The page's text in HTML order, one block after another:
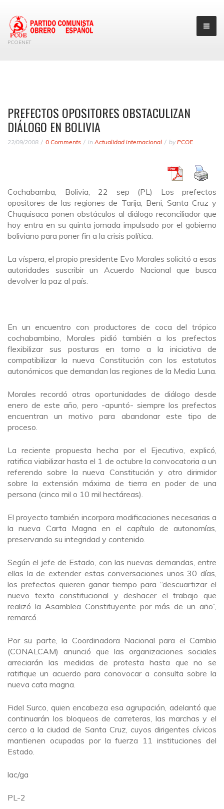
PCOENET
PREFECTOS OPOSITORES OBSTACULIZAN
DIÁLOGO EN BOLIVIA
22/09/2008 0 Comments in Actualidad internacional by PCOE
Cochabamba, Bolivia, 22 sep (PL) Los prefectos
opositores de las regiones de Tarija, Beni, Santa Cruz y
Chuquisaca ponen obstáculos al diálogo reconciliador que
hoy entra en su quinta jornada impulsado por el gobierno
boliviano para poner fin a la crisis política.
La víspera, el propio presidente Evo Morales solicitó a esas
autoridades suscribir un Acuerdo Nacional que busca
devolver la paz al país.
En un encuentro con productores de coca del trópico
cochabambino, Morales pidió también a los prefectos
flexibilizar sus posturas en torno a la iniciativa de
compatibilizar la nueva Constitución con los estatutos
autonómicos que demandan las regiones de la Media Luna.
Morales recordó otras oportunidades de diálogo desde
enero de este año, pero -apuntó- siempre los prefectos
encuentran un motivo para abandonar este tipo de
proceso.
La reciente propuesta hecha por el Ejecutivo, explicó,
ratifica viabilizar hasta el 1 de octubre la convocatoria a un
referendo sobre la nueva Constitución y otro dirimidor
sobre la extensión máxima de tierra en poder de una
persona (cinco mil o 10 mil hectáreas).
El proyecto también incorpora modificaciones necesarias a
la nueva Carta Magna en el capítulo de autonomías,
preservando su integridad y contenido.
Según el jefe de Estado, con las nuevas demandas, entre
ellas la de extender estas conversaciones unos 30 días,
los prefectos quieren ganar tiempo para “descuartizar el
nuevo texto constitucional y deshacer el trabajo que
realizó la Asamblea Constituyente por más de un año”,
remarcó.
Por su parte, la Coordinadora Nacional para el Cambio
(CONALCAM) anunció que las organizaciones sociales
arreciarán las medidas de protesta hasta que no se
ratifique un acuerdo para conovocar a consulta sobre la
nueva cata magna.
Fidel Surco, quien encabeza esa agrupación, adelantó que
continuarán los bloqueos de carreteras, las marchas y el
cerco a la ciudad de Santa Cruz, cuyos dirigentes cívicos
mantienen ocupadas por la fuerza 11 instituciones del
Estado.
lac/ga
PL-2